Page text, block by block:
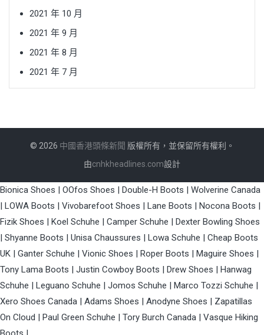
2021 年 10 月
2021 年 9 月
2021 年 8 月
2021 年 7 月
© 2026 中國香港頭條新聞 版權所有，並保留所有權利。
由cnhkheadlines.com設計
Bionica Shoes OOfos Shoes Double-H Boots
Wolverine Canada
LOWA Boots Vivobarefoot Shoes Lane Boots Nocona Boots
Fizik Shoes
Koel Schuhe Camper Schuhe
Dexter Bowling Shoes
Shyanne Boots Unisa Chaussures Lowa Schuhe
Cheap Boots
UK
Ganter Schuhe Vionic Shoes Roper Boots Maguire Shoes
Tony Lama Boots
Justin Cowboy Boots Drew Shoes
Hanwag
Schuhe
Leguano Schuhe Jomos Schuhe Marco Tozzi Schuhe
Xero Shoes Canada
Adams Shoes Anodyne Shoes
Zapatillas
On Cloud
Paul Green Schuhe Tory Burch Canada
Vasque Hiking